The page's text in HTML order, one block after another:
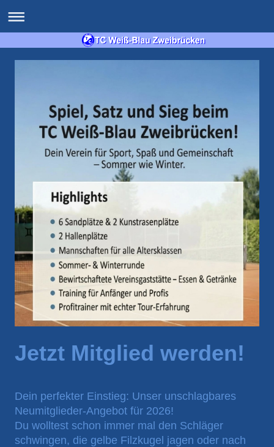
Jetzt Mitglied werden!
Dein perfekter Einstieg: Unser unschlagbares
Neumitglieder-Angebot für 2026!
Du wolltest schon immer mal den Schläger
schwingen, die gelbe Filzkugel jagen oder nach